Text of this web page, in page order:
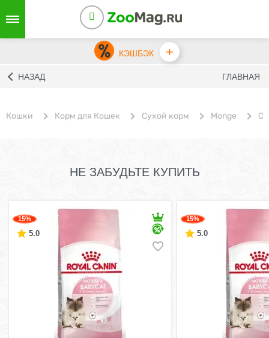
КЭШБЭК +
НАЗАД ГЛАВНАЯ
Кошки Корм для Кошек Сухой корм Monge
НЕ ЗАБУДЬТЕ КУПИТЬ
15%
5.0
15%
5.0